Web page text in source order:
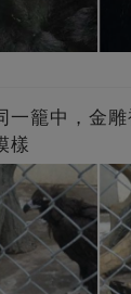
一籠中，金
樣